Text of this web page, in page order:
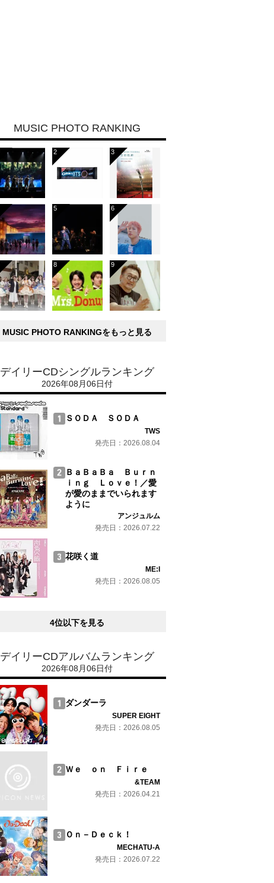
MUSIC PHOTO RANKING
MUSIC PHOTO RANKINGをもっと見る
デイリーCDシングルランキング
2026年08月06日付
ＳＯＤＡ ＳＯＤＡ
TWS
発売日：2026.08.04
ＢａＢａＢａ Ｂｕｒｎ
ｉｎｇ Ｌｏｖｅ！／愛
が愛のままでいられます
ように
アンジュルム
発売日：2026.07.22
花咲く道
ME:I
発売日：2026.08.05
4位以下を見る
デイリーCDアルバムランキング
2026年08月06日付
ダンダーラ
SUPER EIGHT
発売日：2026.08.05
Ｗｅ ｏｎ Ｆｉｒｅ
&TEAM
発売日：2026.04.21
Ｏｎ－Ｄｅｃｋ！
MECHATU-A
発売日：2026.07.22